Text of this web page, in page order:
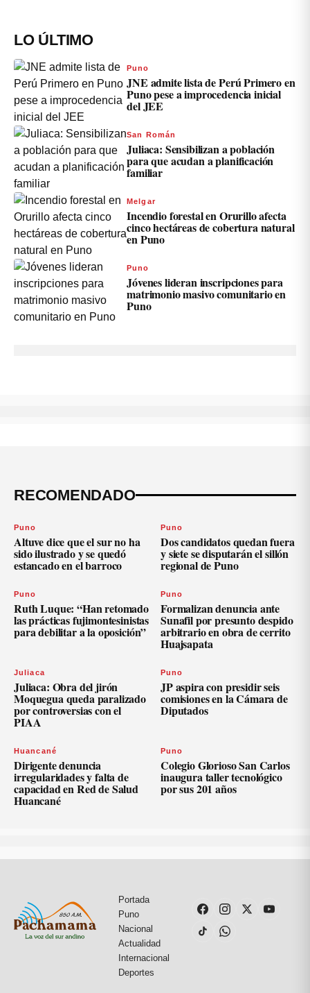
LO ÚLTIMO
Puno
JNE admite lista de Perú Primero en
Puno pese a improcedencia inicial
del JEE
San Román
Juliaca: Sensibilizan a población
para que acudan a planificación
familiar
Melgar
Incendio forestal en Orurillo afecta
cinco hectáreas de cobertura natural
en Puno
Puno
Jóvenes lideran inscripciones para
matrimonio masivo comunitario en
Puno
RECOMENDADO
Puno
Altuve dice que el sur no ha
sido ilustrado y se quedó
estancado en el barroco
Puno
Dos candidatos quedan fuera
y siete se disputarán el sillón
regional de Puno
Puno
Ruth Luque: “Han retomado
las prácticas fujimontesinistas
para debilitar a la oposición”
Puno
Formalizan denuncia ante
Sunafil por presunto despido
arbitrario en obra de cerrito
Huajsapata
Juliaca
Juliaca: Obra del jirón
Moquegua queda paralizado
por controversias con el
PIAA
Puno
JP aspira con presidir seis
comisiones en la Cámara de
Diputados
Huancané
Dirigente denuncia
irregularidades y falta de
capacidad en Red de Salud
Huancané
Puno
Colegio Glorioso San Carlos
inaugura taller tecnológico
por sus 201 años
Portada
Puno
Nacional
Actualidad
Internacional
Deportes